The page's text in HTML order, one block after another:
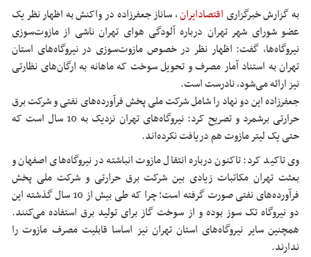
به گزارش خبرگزاریاقتصادایران،ساناز جعفرزاده در واکنش به اظهار نظر یک
عضو شورای شهر تهران درباره آلودگی هوای تهران ناشی از مازوت‌سوزی
نیروگاه‌ها، گفت: اظهار نظر در خصوص مازوت‌سوزی در نیروگاه‌های استان
تهران به استناد آمار مصرف و تحویل سوخت که ماهانه به ارگان‌های نظارتی
نیز ارائه می‌شود، نادرست است.
جعفرزاده این دو نهاد را شامل شرکت ملی پخش فرآورده‌های نفتی و شرکت برق
حرارتی برشمرد و تصریح کرد: نیروگاه‌های تهران نزدیک به 10 سال است که
حتی یک لیتر مازوت هم دریافت نکرده‌اند.
وی تاکید کرد: تاکنون درباره انتقال مازوت انباشته در نیروگاه‌های اصفهان و
بعثت تهران مکاتبات زیادی بین شرکت برق حرارتی و شرکت ملی پخش
فرآورده‌های نفتی صورت گرفته است؛ چرا که طی بیش از 10 سال گذشته این
دو نیروگاه تک سوز بوده و از سوخت گاز برای تولید برق استفاده می‌کنند.
همچنین سایر نیروگاه‌های استان تهران نیز اساسا قابلیت مصرف مازوت را
ندارند.